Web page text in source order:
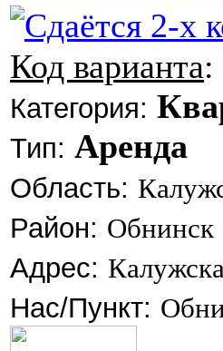
Код варианта:
Категория:
Тип: Аренда
Область:
Район: Обнинск
Адрес:
Нас/Пункт: